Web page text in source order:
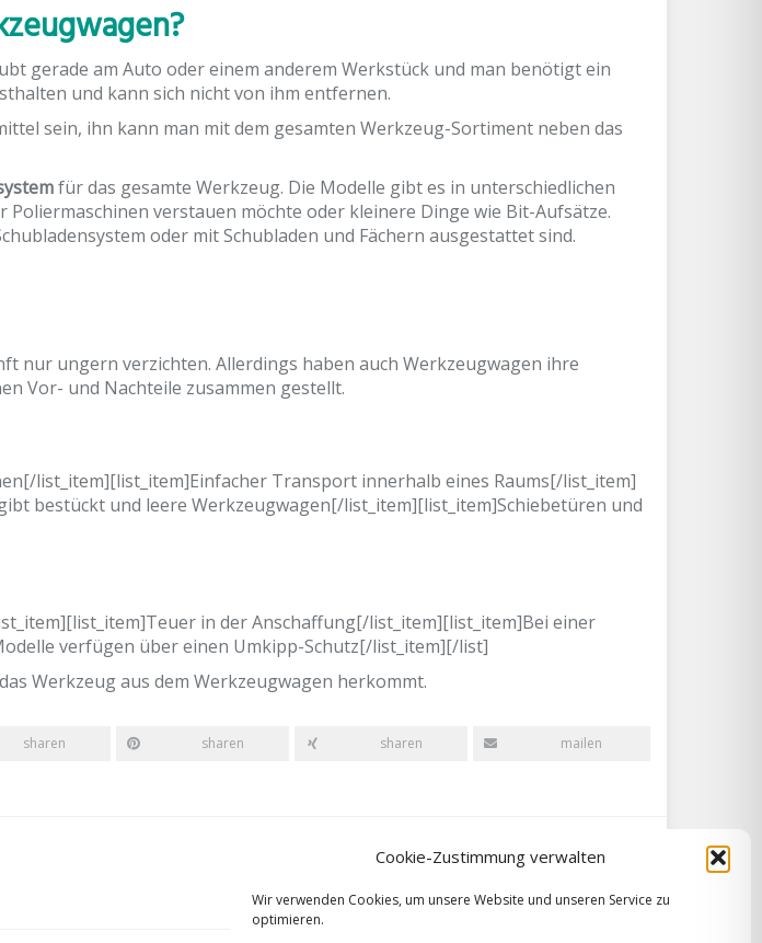
Cookie-Zustimmung verwalten
Wir verwenden Cookies, um unsere Website und unseren Service zu
optimieren.
gerade am Auto oder einem anderem Werkstück und man benötigt ein
und kann sich nicht von ihm entfernen.
sein, ihn kann man mit dem gesamten Werkzeug-Sortiment neben das
für das gesamte Werkzeug. Die Modelle gibt es in unterschiedlichen
verstauen möchte oder kleinere Dinge wie Bit-Aufsätze.
oder mit Schubladen und Fächern ausgestattet sind.
nur ungern verzichten. Allerdings haben auch Werkzeugwagen ihre
Vor- und Nachteile zusammen gestellt.
list_item][list_item]Einfacher Transport innerhalb eines Raums[/list_item]
bestückt und leere Werkzeugwagen[/list_item][list_item]Schiebetüren und
in der Anschaffung[/list_item][list_item]Bei einer
verfügen über einen Umkipp-Schutz[/list_item][/list]
Werkzeug aus dem Werkzeugwagen herkommt.
sharen sharen sharen mailen
Als Amazon-Partner verdiene ich an